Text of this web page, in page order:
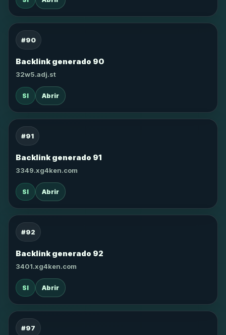
#90
Backlink generado 90
32w5.adj.st
SI Abrir
#91
Backlink generado 91
3349.xg4ken.com
SI Abrir
#92
Backlink generado 92
3401.xg4ken.com
SI Abrir
#97